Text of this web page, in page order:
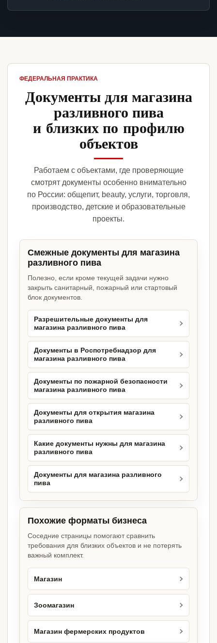
ФЕДЕРАЛЬНАЯ ПРАКТИКА
Документы для магазина
разливного пива
и близких по профилю
объектов
Работаем с объектами, где проверяющие
смотрят документы особенно внимательно
по России: общепит, beauty, услуги, торговля,
производство, детские и образовательные
проекты.
Смежные документы для магазина
разливного пива
Полезно, если кроме текущей задачи нужно
закрыть санитарный, пожарный или стартовый
блок документов.
Разрешительные документы для
магазина разливного пива
Документы в Роспотребнадзор для
магазина разливного пива
Документы по пожарной безопасности
магазина разливного пива
Документы для открытия магазина
разливного пива
Какие документы нужны для магазина
разливного пива
Документы для магазина разливного
пива
Похожие форматы бизнеса
Соседние страницы помогают сравнить
требования для близких объектов и не потерять
важный комплект.
Магазин
Зоомагазин
Магазин фермерских продуктов